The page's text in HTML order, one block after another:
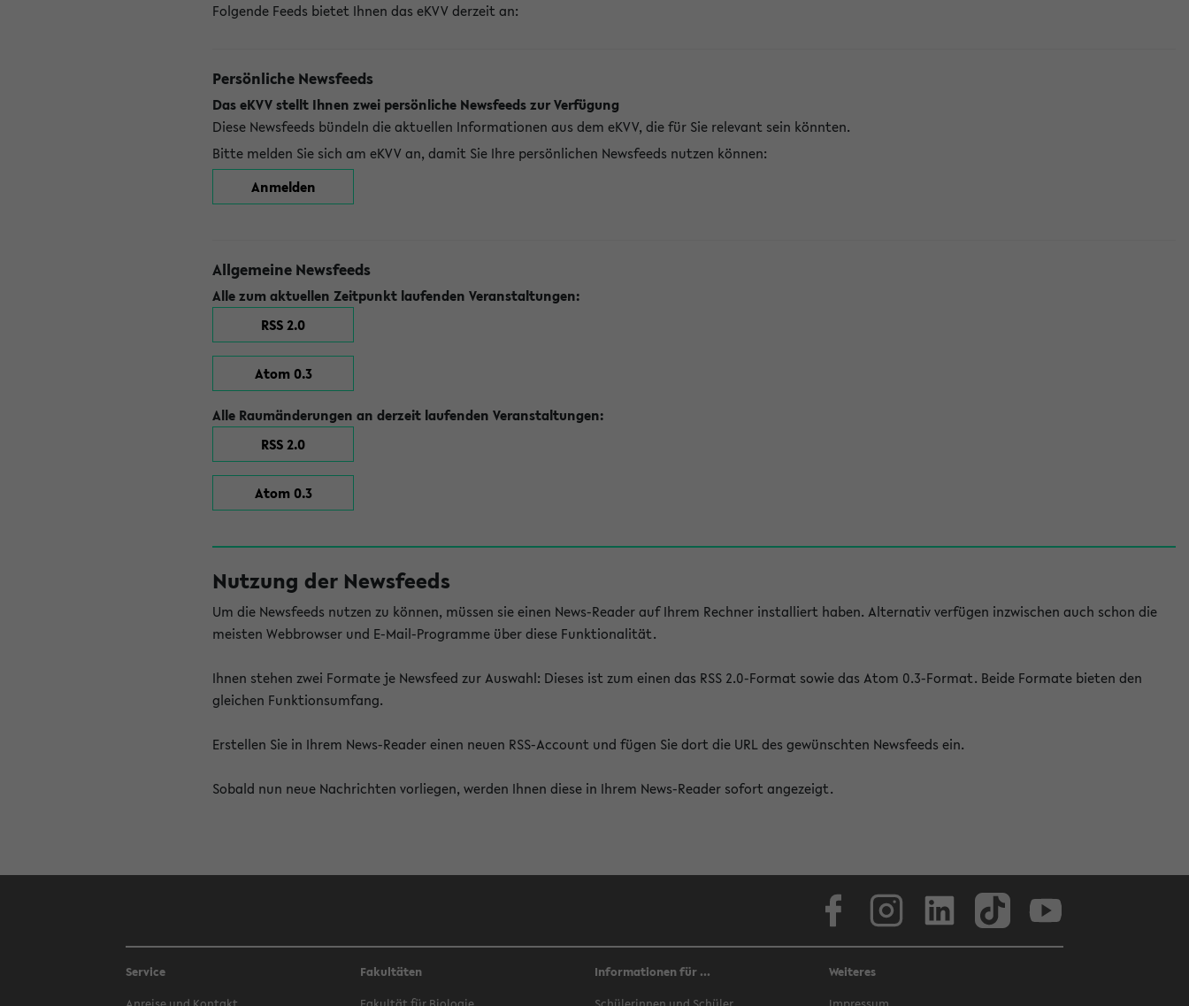
Folgende Feeds bietet Ihnen das eKVV derzeit an:
Persönliche Newsfeeds
Das eKVV stellt Ihnen zwei persönliche Newsfeeds zur Verfügung
Diese Newsfeeds bündeln die aktuellen Informationen aus dem eKVV, die für Sie relevant sein könnten.
Bitte melden Sie sich am eKVV an, damit Sie Ihre persönlichen Newsfeeds nutzen können:
Anmelden
Allgemeine Newsfeeds
Alle zum aktuellen Zeitpunkt laufenden Veranstaltungen:
RSS 2.0
Atom 0.3
Alle Raumänderungen an derzeit laufenden Veranstaltungen:
RSS 2.0
Atom 0.3
Nutzung der Newsfeeds
Um die Newsfeeds nutzen zu können, müssen sie einen News-Reader auf Ihrem Rechner installiert haben. Alternativ verfügen inzwischen auch schon die
meisten Webbrowser und E-Mail-Programme über diese Funktionalität.
Ihnen stehen zwei Formate je Newsfeed zur Auswahl: Dieses ist zum einen das RSS 2.0-Format sowie das Atom 0.3-Format. Beide Formate bieten den
gleichen Funktionsumfang.
Erstellen Sie in Ihrem News-Reader einen neuen RSS-Account und fügen Sie dort die URL des gewünschten Newsfeeds ein.
Sobald nun neue Nachrichten vorliegen, werden Ihnen diese in Ihrem News-Reader sofort angezeigt.
Service
Fakultäten
Informationen für ...
Weiteres